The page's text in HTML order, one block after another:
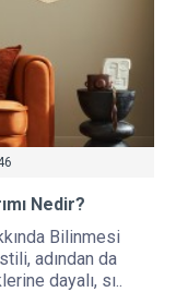
Nedir?
Bilinmesi
adından da
dayalı, sı..